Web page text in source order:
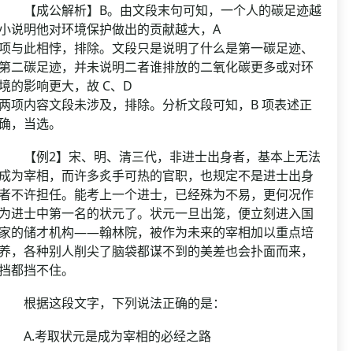
成公解析】B。由文段末句可知，一个人的碳足迹越
说明他对环境保护做出的贡献越大，A
与此相悖，排除。文段只是说明了什么是第一碳足迹、
二碳足迹，并未说明二者谁排放的二氧化碳更多或对环
的影响更大，故 C、D
项内容文段未涉及，排除。分析文段可知，B 项表述正
，当选。
例2】宋、明、清三代，非进士出身者，基本上无法
为宰相，而许多炙手可热的官职，也规定不是进士出身
不许担任。能考上一个进士，已经殊为不易，更何况作
进士中第一名的状元了。状元一旦出笼，便立刻进入国
的储才机构——翰林院，被作为未来的宰相加以重点培
，各种别人削尖了脑袋都谋不到的美差也会扑面而来，
都挡不住。
据这段文字，下列说法正确的是：
考取状元是成为宰相的必经之路